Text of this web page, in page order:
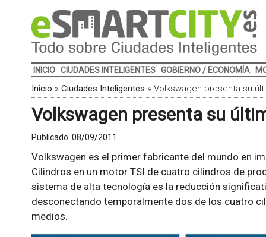
INICIO CIUDADES INTELIGENTES GOBIERNO / ECONOMÍA
Inicio » Ciudades Inteligentes » Volkswagen presenta su
Volkswagen presenta su
Publicado: 08/09/2011
Volkswagen es el primer fabricante del mundo en
Cilindros en un motor TSI de cuatro cilindros de
sistema de alta tecnología es la reducción
desconectando temporalmente dos de los cuatro
medios.